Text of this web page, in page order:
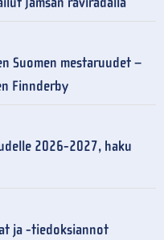
Suomen mestaruudet –
Finnderby
2026-2027, haku
ja -tiedoksiannot